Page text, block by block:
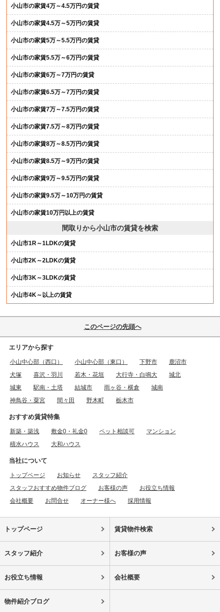
小山市の家賃4万～4.5万円の賃貸
小山市の家賃4.5万～5万円の賃貸
小山市の家賃5万～5.5万円の賃貸
小山市の家賃5.5万～6万円の賃貸
小山市の家賃6万～7万円の賃貸
小山市の家賃6.5万～7万円の賃貸
小山市の家賃7万～7.5万円の賃貸
小山市の家賃7.5万～8万円の賃貸
小山市の家賃8万～8.5万円の賃貸
小山市の家賃8.5万～9万円の賃貸
小山市の家賃9万～9.5万円の賃貸
小山市の家賃9.5万～10万円の賃貸
小山市の家賃10万円以上の賃貸
間取りから小山市の賃貸を検索
小山市1R～1LDKの賃貸
小山市2K～2LDKの賃貸
小山市3K～3LDKの賃貸
小山市4K～以上の賃貸
このページの先頭へ
エリアから探す
小山中心部（西口） 小山中心部（東口） 下野市
鹿沼市
犬塚
喜沢・羽川 若木・花垣 大行寺・白鳴大
城北
城東
駅南・土塔 結城市 雨ヶ谷・横倉
城南
神鳥谷・粟宮
間々田 野木町 栃木市
おすすめ賃貸特集
新築・築浅 敷金0・礼金0 ペット相談可
マンション
積水ハウス
大和ハウス
当社について
トップページ お知らせ
スタッフ紹介
スタッフおすすめ物件ブログ
お客様の声
お役立ち情報
会社概要
お問合せ オーナー様へ 採用情報
トップページ 賃貸物件検索
スタッフ紹介 お客様の声
お役立ち情報 会社概要
物件紹介ブログ